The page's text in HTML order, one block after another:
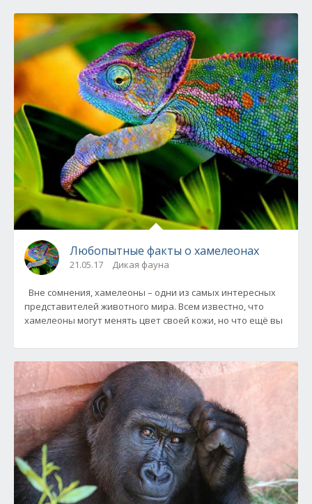
Любопытные факты о хамелеонах
21.05.17 Дикая фауна
Вне сомнения, хамелеоны – одни из самых интересных
представителей животного мира. Всем известно, что
хамелеоны могут менять цвет своей кожи, но что ещё вы